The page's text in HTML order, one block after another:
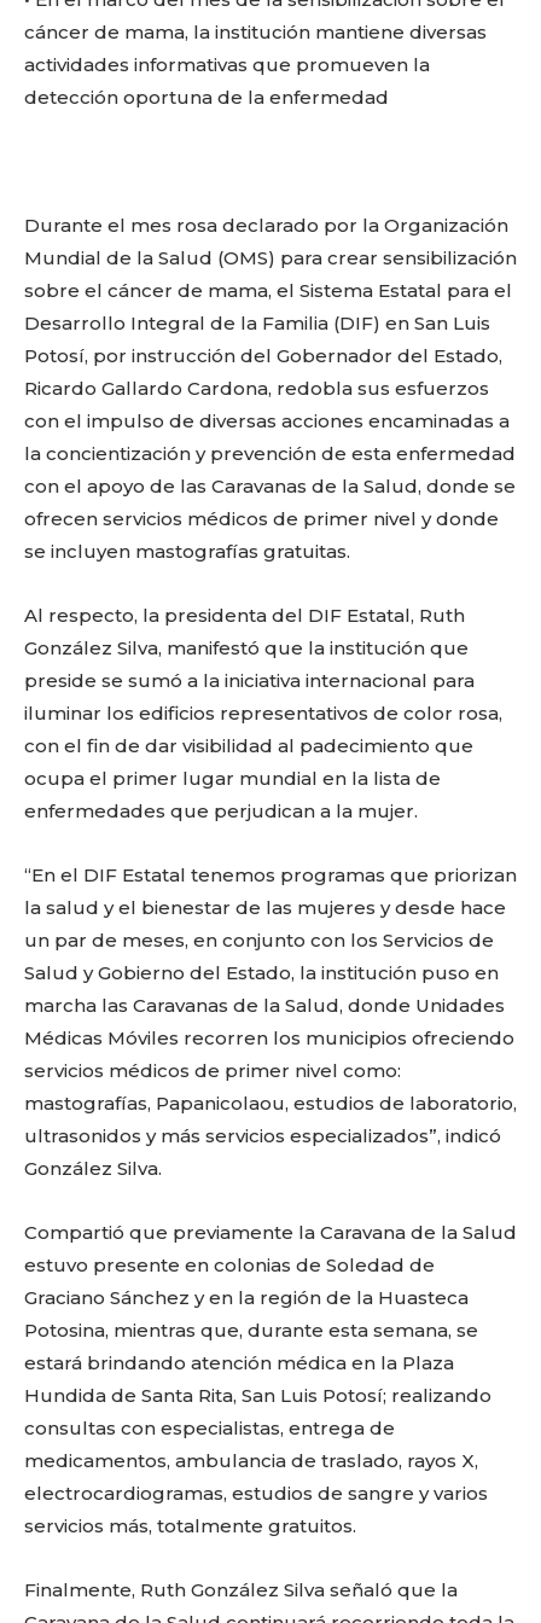
Link
k
cáncer de mama, la institución mantiene diversas
actividades informativas que promueven la
detección oportuna de la enfermedad
Durante el mes rosa declarado por la Organización
Mundial de la Salud (OMS) para crear sensibilización
sobre el cáncer de mama, el Sistema Estatal para el
Desarrollo Integral de la Familia (DIF) en San Luis
Potosí, por instrucción del Gobernador del Estado,
Ricardo Gallardo Cardona, redobla sus esfuerzos
con el impulso de diversas acciones encaminadas a
la concientización y prevención de esta enfermedad
con el apoyo de las Caravanas de la Salud, donde se
ofrecen servicios médicos de primer nivel y donde
se incluyen mastografías gratuitas.
Al respecto, la presidenta del DIF Estatal, Ruth
González Silva, manifestó que la institución que
preside se sumó a la iniciativa internacional para
iluminar los edificios representativos de color rosa,
con el fin de dar visibilidad al padecimiento que
ocupa el primer lugar mundial en la lista de
enfermedades que perjudican a la mujer.
“En el DIF Estatal tenemos programas que priorizan
la salud y el bienestar de las mujeres y desde hace
un par de meses, en conjunto con los Servicios de
Salud y Gobierno del Estado, la institución puso en
marcha las Caravanas de la Salud, donde Unidades
Médicas Móviles recorren los municipios ofreciendo
servicios médicos de primer nivel como:
mastografías, Papanicolaou, estudios de laboratorio,
ultrasonidos y más servicios especializados”, indicó
González Silva.
Compartió que previamente la Caravana de la Salud
estuvo presente en colonias de Soledad de
Graciano Sánchez y en la región de la Huasteca
Potosina, mientras que, durante esta semana, se
estará brindando atención médica en la Plaza
Hundida de Santa Rita, San Luis Potosí; realizando
consultas con especialistas, entrega de
medicamentos, ambulancia de traslado, rayos X,
electrocardiogramas, estudios de sangre y varios
servicios más, totalmente gratuitos.
Finalmente, Ruth González Silva señaló que la